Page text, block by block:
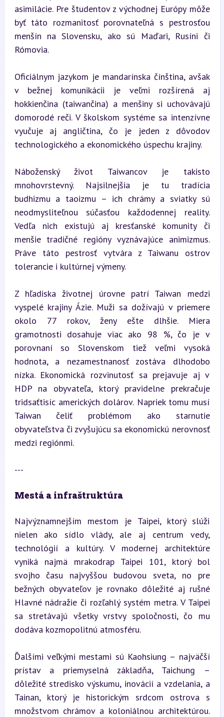
asimilácie. Pre študentov z východnej Európy môže
byť táto rozmanitosť porovnateľná s pestrosťou
menšín na Slovensku, ako sú Maďari, Rusíni či
Rómovia.
Oficiálnym jazykom je mandarínska čínština, avšak
v bežnej komunikácii je veľmi rozšírená aj
hokkienčina (taiwančina) a menšiny si uchovávajú
domorodé reči. V školskom systéme sa intenzívne
vyučuje aj angličtina, čo je jeden z dôvodov
technologického a ekonomického úspechu krajiny.
Náboženský život Taiwancov je takisto
mnohovrstevný. Najsilnejšia je tu tradícia
budhizmu a taoizmu – ich chrámy a sviatky sú
neodmysliteľnou súčasťou každodennej reality.
Vedľa nich existujú aj kresťanské komunity či
menšie tradičné regióny vyznávajúce animizmus.
Práve táto pestrosť vytvára z Taiwanu ostrov
tolerancie i kultúrnej výmeny.
Z hľadiska životnej úrovne patrí Taiwan medzi
vyspelé krajiny Ázie. Muži sa dožívajú v priemere
okolo 77 rokov, ženy ešte dlhšie. Miera
gramotnosti dosahuje viac ako 98 %, čo je v
porovnaní so Slovenskom tiež veľmi vysoká
hodnota, a nezamestnanosť zostáva dlhodobo
nízka. Ekonomická rozvinutosť sa prejavuje aj v
HDP na obyvateľa, ktorý pravidelne prekračuje
tridsaťtisíc amerických dolárov. Napriek tomu musí
Taiwan čeliť problémom ako starnutie
obyvateľstva či zvyšujúcu sa ekonomickú nerovnosť
medzi regiónmi.
---
Mestá a infraštruktúra
Najvýznamnejším mestom je Taipei, ktorý slúži
nielen ako sídlo vlády, ale aj centrum vedy,
technológií a kultúry. V modernej architektúre
vyniká najmä mrakodrap Taipei 101, ktorý bol
svojho času najvyššou budovou sveta, no pre
bežných obyvateľov je rovnako dôležité aj rušné
Hlavné nádražie či rozľahlý systém metra. V Taipei
sa stretávajú všetky vrstvy spoločnosti, čo mu
dodáva kozmopolitnú atmosféru.
Ďalšími veľkými mestami sú Kaohsiung – najväčší
prístav a priemyselná základňa, Taichung –
dôležité stredisko výskumu, inovácií a vzdelania, a
Tainan, ktorý je historickým srdcom ostrova s
množstvom chrámov a koloniálnou architektúrou.